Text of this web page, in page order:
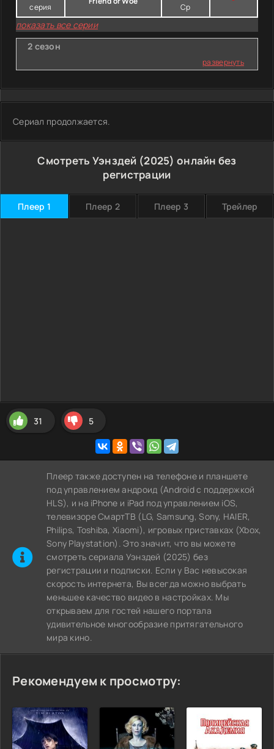
серия Ср
показать все серии
2 сезон
развернуть
Сериал продолжается.
Смотреть Уэнздей (2025) онлайн без
регистрации
Плеер 1 Плеер 2 Плеер 3 Трейлер
31 5
Плеер также доступен на телефоне и планшете
под управлением андроид (Android с поддержкой
HLS), и на iPhone и iPad под управлением iOS,
телевизоре СмартТВ (LG, Samsung, Sony, HAIER,
Philips, Toshiba, Xiaomi), игровых приставках (Xbox,
Sony Playstation). Это значит, что вы можете
cмотреть сериала Уэнздей (2025) без
регистрации и подписки. Если у Вас невысокая
скорость интернета, Вы всегда можно выбрать
меньшее качество видео в настройках. Мы
открываем для гостей нашего портала
удивительное многообразие притягательного
мира кино.
Рекомендуем к просмотру: